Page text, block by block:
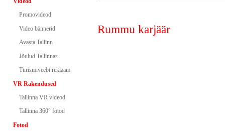
Promovideod
Video bännerid
Avasta Tallinn
Jõulud Tallinnas
Turismiveebi reklaam
VR Rakendused
Tallinna VR videod
Tallinna 360° fotod
Fotod
Rummu karjäär